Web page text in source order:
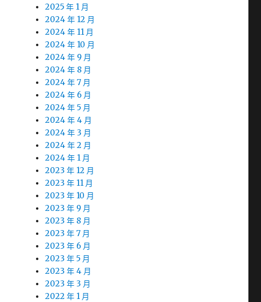
2025 年 1 月
2024 年 12 月
2024 年 11 月
2024 年 10 月
2024 年 9 月
2024 年 8 月
2024 年 7 月
2024 年 6 月
2024 年 5 月
2024 年 4 月
2024 年 3 月
2024 年 2 月
2024 年 1 月
2023 年 12 月
2023 年 11 月
2023 年 10 月
2023 年 9 月
2023 年 8 月
2023 年 7 月
2023 年 6 月
2023 年 5 月
2023 年 4 月
2023 年 3 月
2022 年 1 月